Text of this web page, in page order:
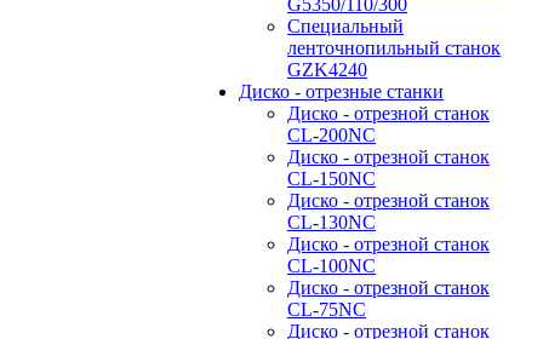
G5350/110/300
Специальный
ленточнопильный станок
GZK4240
Диско - отрезные станки
Диско - отрезной станок
CL-200NC
Диско - отрезной станок
CL-150NC
Диско - отрезной станок
CL-130NC
Диско - отрезной станок
CL-100NC
Диско - отрезной станок
CL-75NC
Диско - отрезной станок